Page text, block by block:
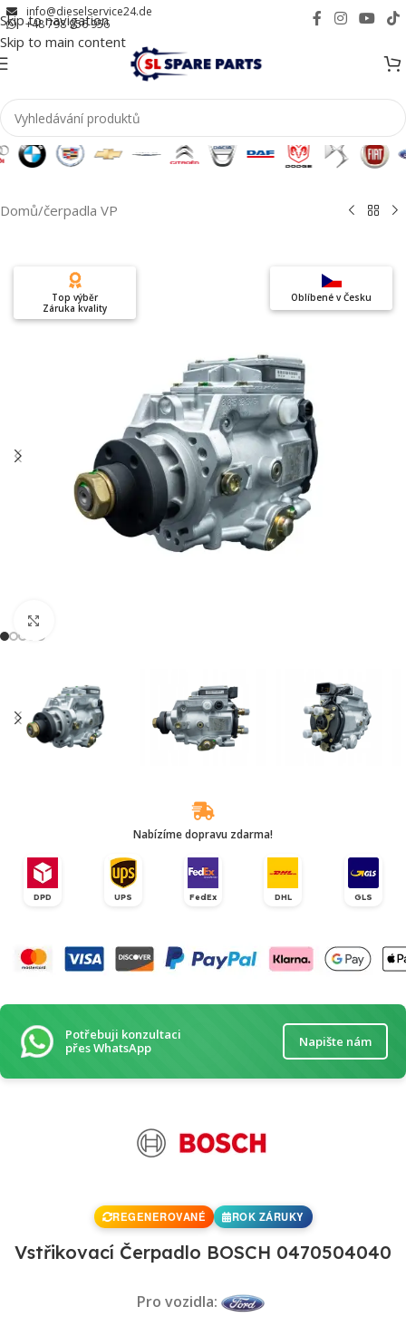
Skip to navigation
Skip to main content
info@dieselservice24.de
+48 798 956 956
Domů/čerpadla VP
Oblíbené v Česku
Top výběr
Záruka kvality
Nabízíme dopravu zdarma!
DPD UPS FedEx DHL GLS
Potřebuji konzultaci
přes WhatsApp
Napište nám
REGENEROVANÉ ROK ZÁRUKY
Vstřikovací Čerpadlo BOSCH 0470504040
Pro vozidla: